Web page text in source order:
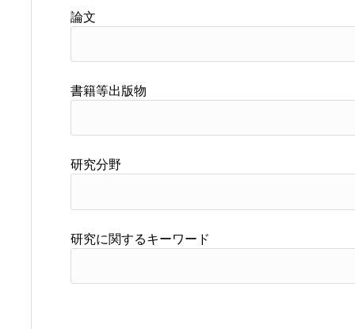
論文
書籍等出版物
研究分野
研究に関するキーワード